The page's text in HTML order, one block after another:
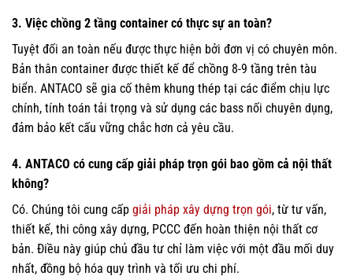
3. Việc chồng 2 tầng container có thực sự an toàn?
Tuyệt đối an toàn nếu được thực hiện bởi đơn vị có chuyên môn.
Bản thân container được thiết kế để chồng 8-9 tầng trên tàu
biển. ANTACO sẽ gia cố thêm khung thép tại các điểm chịu lực
chính, tính toán tải trọng và sử dụng các bass nối chuyên dụng,
đảm bảo kết cấu vững chắc hơn cả yêu cầu.
4. ANTACO có cung cấp giải pháp trọn gói bao gồm cả nội thất
không?
Có. Chúng tôi cung cấp giải pháp xây dựng trọn gói, từ tư vấn,
thiết kế, thi công xây dựng, PCCC đến hoàn thiện nội thất cơ
bản. Điều này giúp chủ đầu tư chỉ làm việc với một đầu mối duy
nhất, đồng bộ hóa quy trình và tối ưu chi phí.